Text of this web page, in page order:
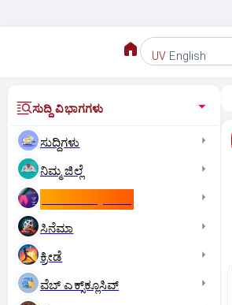
UV English
ಸುದ್ದಿ ವಿಭಾಗಗಳು
ಸುದ್ದಿಗಳು
ನಿಮ್ಮ ಜಿಲ್ಲೆ
ಸಿನೆಮಾ
ಕ್ರೀಡೆ
ವೆಬ್ ಎಕ್ಸ್‌ಕ್ಲೂಸಿವ್